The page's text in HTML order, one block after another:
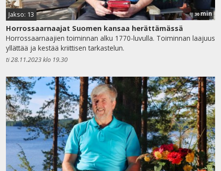
Jakso: 13 30min
Horrossaarnaajat Suomen kansaa herättämässä
Horrossaarnaajien toiminnan alku 1770-luvulla. Toiminnan laajuus
yllättää ja kestää kriittisen tarkastelun.
ti 28.11.2023 klo 19.30